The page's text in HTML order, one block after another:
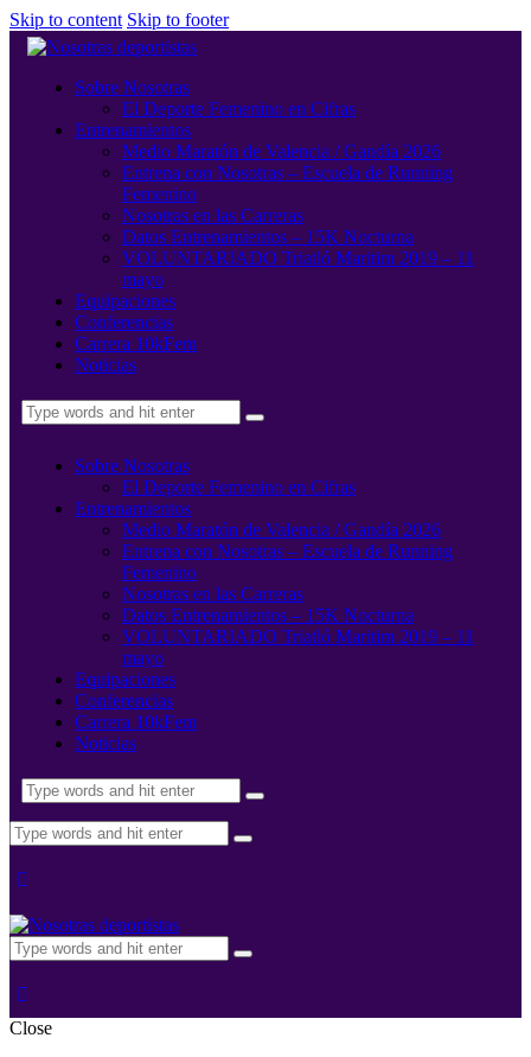
Skip to content Skip to footer
Sobre Nosotras
El Deporte Femenino en Cifras
Entrenamientos
Medio Maratón de Valencia / Gandía 2026
Entrena con Nosotras – Escuela de Running
Femenino
Nosotras en las Carreras
Datos Entrenamientos – 15K Nocturna
VOLUNTARIADO Triatló Maritim 2019 – 11
mayo
Equipaciones
Conferencias
Carrera 10kFem
Noticias
Sobre Nosotras
El Deporte Femenino en Cifras
Entrenamientos
Medio Maratón de Valencia / Gandía 2026
Entrena con Nosotras – Escuela de Running
Femenino
Nosotras en las Carreras
Datos Entrenamientos – 15K Nocturna
VOLUNTARIADO Triatló Maritim 2019 – 11
mayo
Equipaciones
Conferencias
Carrera 10kFem
Noticias
Close